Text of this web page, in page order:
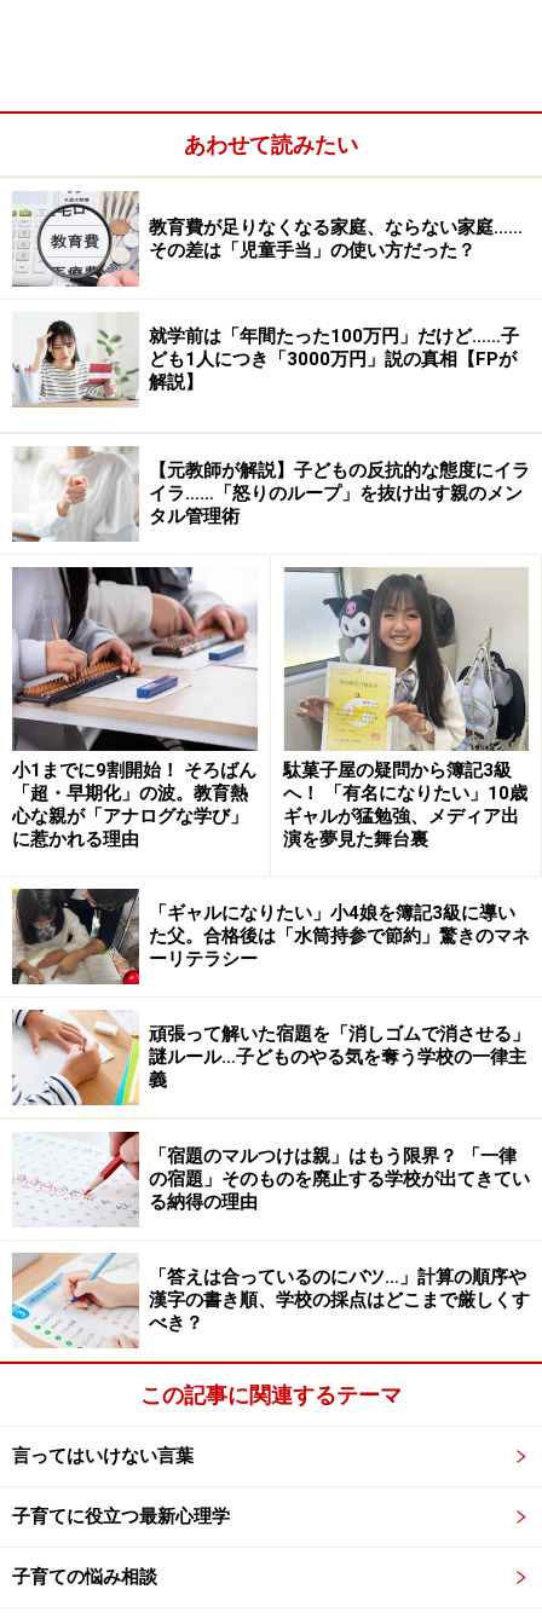
実は、幼い頃に心の欲求を充分に満たされ、「
経験が少なかった子の方が、将来我慢できる子に育って
いく」
ことが分かってきています。
我慢できる子は、子ども本来の姿を抑え込
んでいる危険性も……
いい子にしてなきゃ、親に褒めてもらえない？」
幼い頃、親に「我慢しなさい」と言われ、我慢している
子どもは「いい子」「お利口な子」「親の躾が行きとど
いた子」と良い評価をされることが多いでしょう。
確かに、自分の身に危険が生じる、人に迷惑や危害を与
える場合は、我慢させなければなりません。ですが、子
どもは、様々なものに興味を持ち、「知りたい」「やっ
てみたい」という気持ちや意欲を健やかな成長の発達の
中に持ちあわせています
いつも「いい子」と言われ親から褒められている子は
「いい子にしてなきゃ、親に褒めてもらえない」「お利
口にしていないと、親に嫌われる」と
抑えていること
目指すは、子ども自らの意志でする「自己
抑制の我慢」
子ども本来の欲求を抑えられている「いい子」は、我慢
しているにもかかわらず
、その「我慢」に気づいてもら
えないことが多いでしょう。そこへ親から更なる我慢を
まうのです。
あわせて読みたい
教育費が足りなくなる家庭、ならない家庭……
その差は「児童手当」の使い方だった？
就学前は「年間たった100万円」だけど……子
ども1人につき「3000万円」説の真相【FPが
解説】
【元教師が解説】子どもの反抗的な態度にイラ
イラ……「怒りのループ」を抜け出す親のメン
タル管理術
小1までに9割開始！ そろばん
「超・早期化」の波。教育熱
心な親が「アナログな学び」
に惹かれる理由
駄菓子屋の疑問から簿記3級
へ！ 「有名になりたい」10歳
ギャルが猛勉強、メディア出
演を夢見た舞台裏
「ギャルになりたい」小4娘を簿記3級に導い
た父。合格後は「水筒持参で節約」驚きのマネ
ーリテラシー
頑張って解いた宿題を「消しゴムで消させる」
謎ルール…子どものやる気を奪う学校の一律主
義
「宿題のマルつけは親」はもう限界？ 「一律
の宿題」そのものを廃止する学校が出てきてい
る納得の理由
「答えは合っているのにバツ…」計算の順序や
漢字の書き順、学校の採点はどこまで厳しくす
べき？
この記事に関連するテーマ
言ってはいけない言葉
子育てに役立つ最新心理学
子育ての悩み相談